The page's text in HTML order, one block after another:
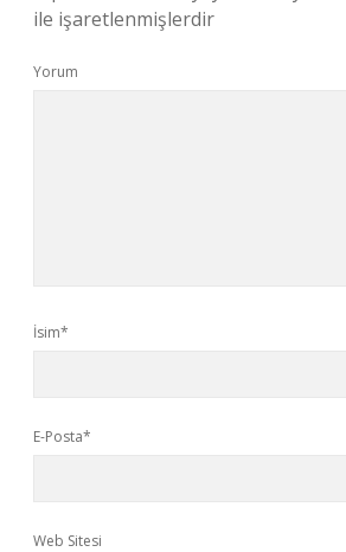
ile işaretlenmişlerdir
Yorum
İsim*
E-Posta*
Web Sitesi